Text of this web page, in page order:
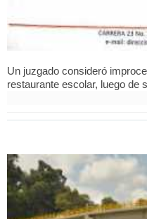
Un juzgado consideró
restaurante escolar, luego de